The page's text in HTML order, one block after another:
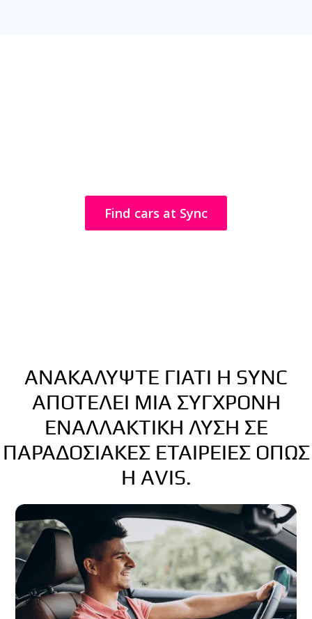
Find cars at Sync
ΑΝΑΚΑΛΎΨΤΕ ΓΙΑΤΊ Η SYNC
ΑΠΟΤΕΛΕΊ ΜΙΑ ΣΎΓΧΡΟΝΗ
ΕΝΑΛΛΑΚΤΙΚΉ ΛΎΣΗ ΣΕ
ΠΑΡΑΔΟΣΙΑΚΈΣ ΕΤΑΙΡΕΊΕΣ ΌΠΩΣ
Η AVIS.